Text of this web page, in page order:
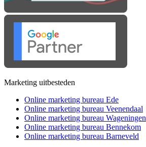
Marketing uitbesteden
Online marketing bureau Ede
Online marketing bureau Veenendaal
Online marketing bureau Wageningen
Online marketing bureau Bennekom
Online marketing bureau Barneveld